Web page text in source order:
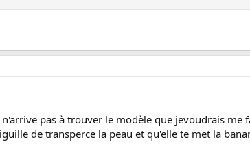
pas à trouver le modèle que jevoudrais me
de transperce la peau et qu'elle te met la